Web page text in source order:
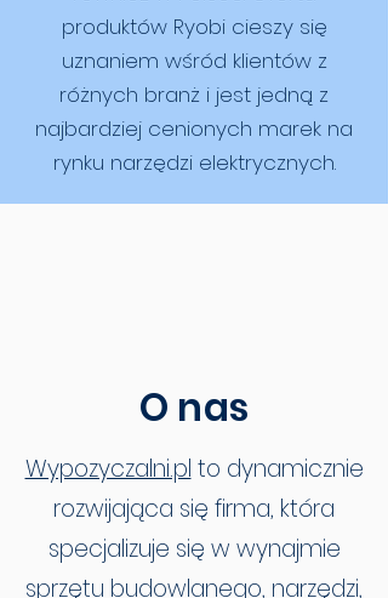
produktów Ryobi cieszy się
uznaniem wśród klientów z
różnych branż i jest jedną z
najbardziej cenionych marek na
rynku narzędzi elektrycznych.
O nas
Wypozyczalni.pl to dynamicznie
rozwijająca się firma, która
specjalizuje się w wynajmie
sprzętu budowlanego, narzędzi,